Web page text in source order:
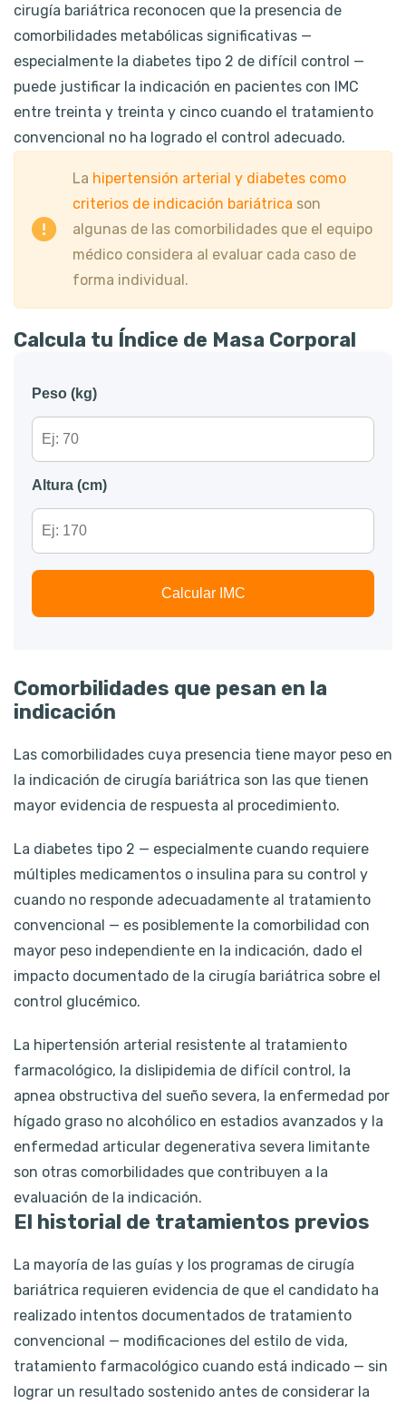
cirugía bariátrica reconocen que la presencia de
comorbilidades metabólicas significativas —
especialmente la diabetes tipo 2 de difícil control —
puede justificar la indicación en pacientes con IMC
entre treinta y treinta y cinco cuando el tratamiento
convencional no ha logrado el control adecuado.
La hipertensión arterial y diabetes como
criterios de indicación bariátrica son
algunas de las comorbilidades que el equipo
médico considera al evaluar cada caso de
forma individual.
Calcula tu Índice de Masa Corporal
Peso (kg)
Altura (cm)
Calcular IMC
Comorbilidades que pesan en la
indicación
Las comorbilidades cuya presencia tiene mayor peso en
la indicación de cirugía bariátrica son las que tienen
mayor evidencia de respuesta al procedimiento.
La diabetes tipo 2 — especialmente cuando requiere
múltiples medicamentos o insulina para su control y
cuando no responde adecuadamente al tratamiento
convencional — es posiblemente la comorbilidad con
mayor peso independiente en la indicación, dado el
impacto documentado de la cirugía bariátrica sobre el
control glucémico.
La hipertensión arterial resistente al tratamiento
farmacológico, la dislipidemia de difícil control, la
apnea obstructiva del sueño severa, la enfermedad por
hígado graso no alcohólico en estadios avanzados y la
enfermedad articular degenerativa severa limitante
son otras comorbilidades que contribuyen a la
evaluación de la indicación.
El historial de tratamientos previos
La mayoría de las guías y los programas de cirugía
bariátrica requieren evidencia de que el candidato ha
realizado intentos documentados de tratamiento
convencional — modificaciones del estilo de vida,
tratamiento farmacológico cuando está indicado — sin
lograr un resultado sostenido antes de considerar la